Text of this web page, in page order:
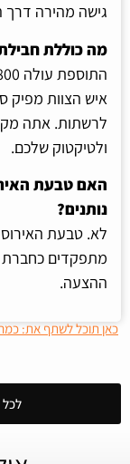
גישה מהירה דרך
מה כוללת
איש הצוות מפיק
לרשתות. אתה
ולטיקטוק שלכם.
האם טבעת
נותנים?
לא. טבעת
מתפקדים
ההצעה.
לכל